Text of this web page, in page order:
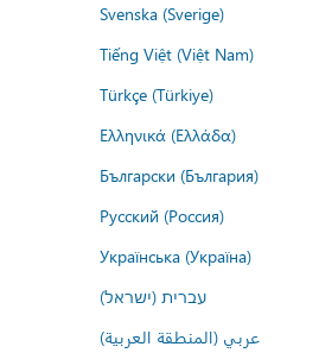
Svenska (Sverige)
Tiếng Việt (Việt Nam)
Türkçe (Türkiye)
Ελληνικά (Ελλάδα)
Български (България)
Русский (Россия)
Українська (Україна)
עברית (ישראל)
عربي (المنطقة العربية)